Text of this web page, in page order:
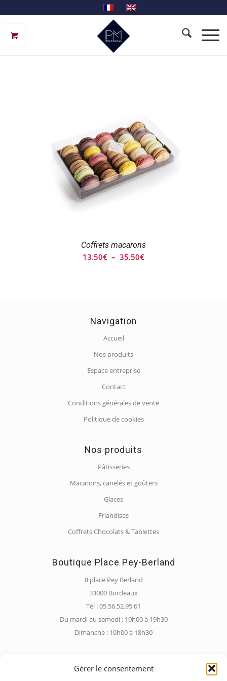
Gérer le consentement
Coffrets macarons
13.50€ – 35.50€Plage
Navigation
Accueil
Nos produits
Espace entreprise
Contact
Conditions générales de vente
Politique de cookies
Nos produits
Pâtisseries
Macarons, canelés et goûters
Glaces
Friandises
Coffrets Chocolats & Tablettes
Boutique Place Pey-Berland
8 place Pey Berland
33000 Bordeaux
Tél : 05.56.52.95.61
Du mardi au samedi : 10h00 à 19h30
Dimanche : 10h00 à 18h30